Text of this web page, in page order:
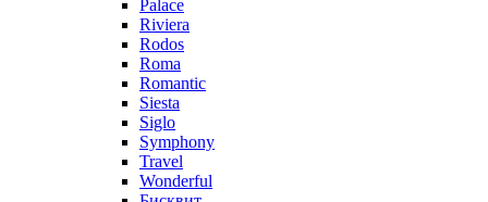
Palace
Riviera
Rodos
Roma
Romantic
Siesta
Siglo
Symphony
Travel
Wonderful